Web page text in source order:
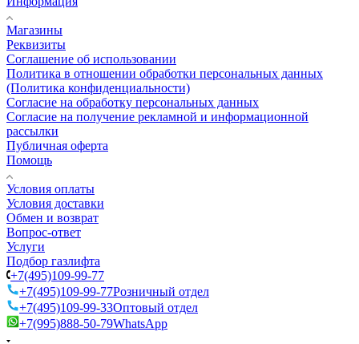
Магазины
Реквизиты
Соглашение об использовании
Политика в отношении обработки персональных данных
(Политика конфиденциальности)
Согласие на обработку персональных данных
Согласие на получение рекламной и информационной
рассылки
Публичная оферта
Помощь
Условия оплаты
Условия доставки
Обмен и возврат
Вопрос-ответ
Услуги
Подбор газлифта
+7(495)109-99-77
+7(495)109-99-77Розничный отдел
+7(495)109-99-33Оптовый отдел
+7(995)888-50-79WhatsApp